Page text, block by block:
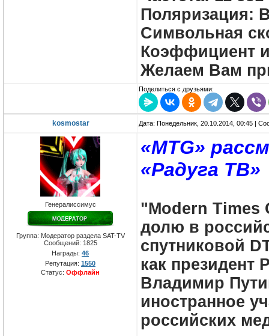
Поляризация:
Символьная
Коэффициент
Желаем Вам
Поделиться с друзьями:
kosmostar Дата: Понедельник, 20.10.2014, 00:45 |
Генералиссимус
Группа: Модератор раздела SAT-TV
Сообщений: 1825
Награды: 46
Репутация: 1550
Статус: Оффлайн
«MTG»
«Радуга ТВ»
"Modern Times
долю в
спутниковой
как президент
Владимир
иностранное
российских